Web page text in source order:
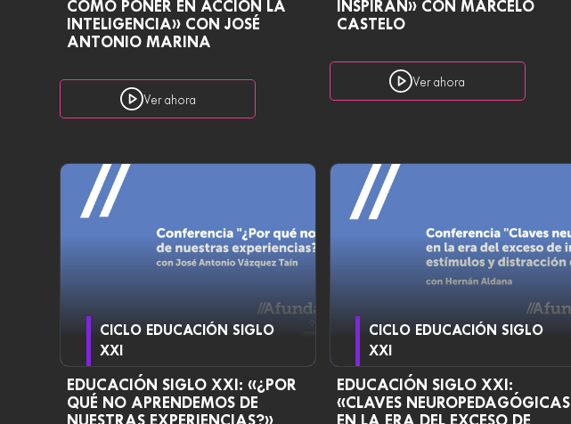
CÓMO PONER EN ACCIÓN LA
INTELIGENCIA» CON JOSÉ
ANTONIO MARINA
Ver ahora
INSPIRAN» CON MARCELO
CASTELO
Ver ahora
CICLO EDUCACIÓN SIGLO
XXI
EDUCACIÓN SIGLO XXI: «¿POR
QUÉ NO APRENDEMOS DE
CICLO EDUCACIÓN SIGLO
XXI
EDUCACIÓN SIGLO XXI:
«CLAVES NEUROPEDAGÓGICAS